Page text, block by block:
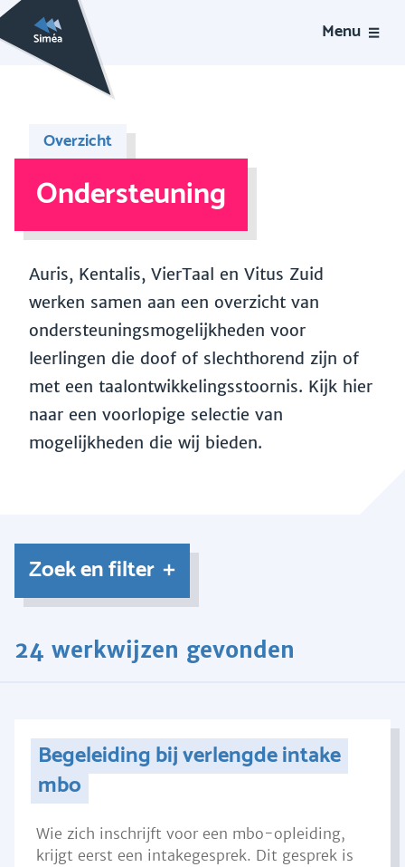
Menu
Overzicht
Ondersteuning
Auris, Kentalis, VierTaal en Vitus Zuid
werken samen aan een overzicht van
ondersteuningsmogelijkheden voor
leerlingen die doof of slechthorend zijn of
met een taalontwikkelingsstoornis. Kijk hier
naar een voorlopige selectie van
mogelijkheden die wij bieden.
Zoek en filter
24 werkwijzen gevonden
Begeleiding bij verlengde intake
mbo
Wie zich inschrijft voor een mbo-opleiding,
krijgt eerst een intakegesprek. Dit gesprek is